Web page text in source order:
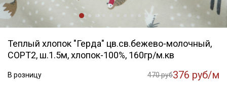
Теплый хлопок "Герда" цв.св.бежево-молочный,
СОРТ2, ш.1.5м, хлопок-100%, 160гр/м.кв
В розницу 470 руб376 руб/м